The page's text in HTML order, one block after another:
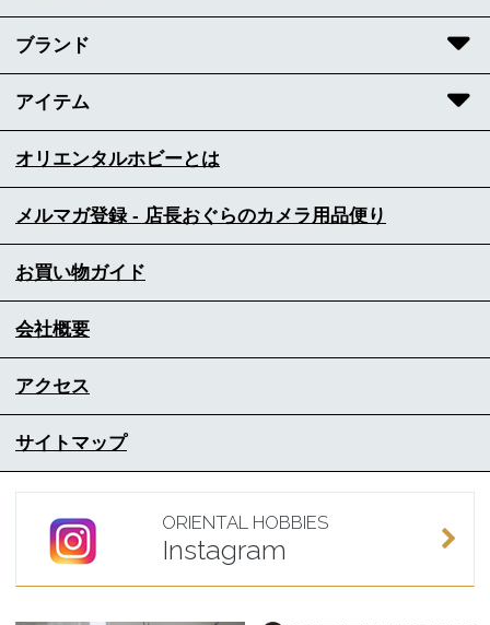
ブランド
アイテム
オリエンタルホビーとは
メルマガ登録 - 店長おぐらのカメラ用品便り
お買い物ガイド
会社概要
アクセス
サイトマップ
ORIENTAL HOBBIES
Instagram